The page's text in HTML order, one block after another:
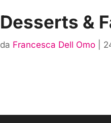
Desserts &
da Francesca Dell Omo